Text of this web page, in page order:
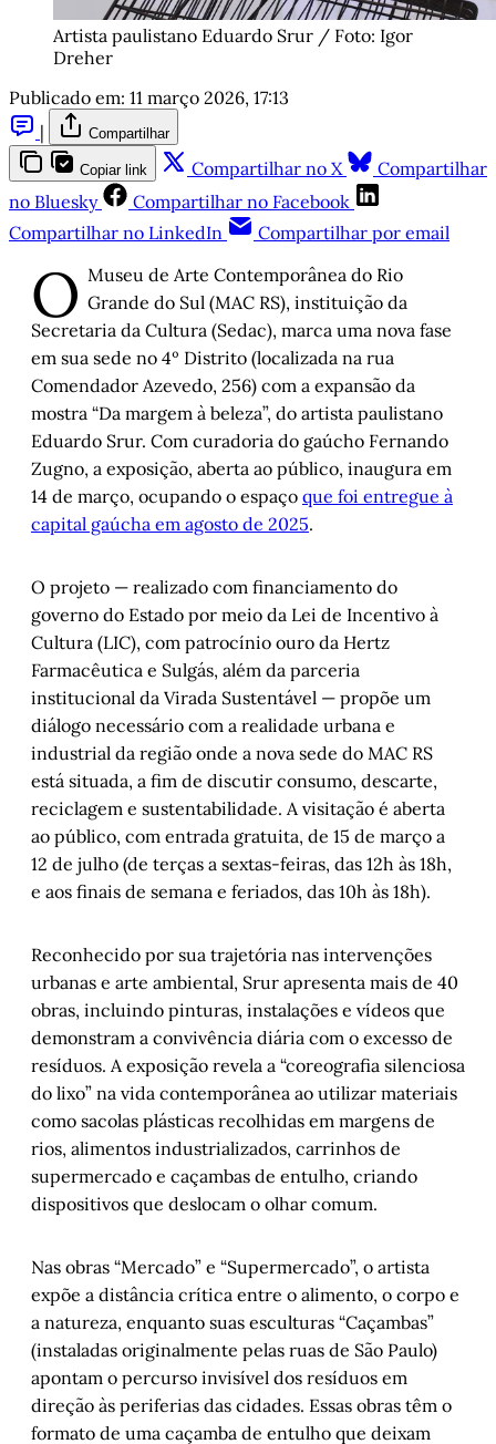
Artista paulistano Eduardo Srur / Foto: Igor
Dreher
Publicado em: 11 março 2026, 17:13
|
Compartilhar
Copiar link Compartilhar no X
Compartilhar
no Bluesky
Compartilhar no Facebook
Compartilhar no LinkedIn
Compartilhar por email
O Museu de Arte Contemporânea do Rio
Grande do Sul (MAC RS), instituição da
Secretaria da Cultura (Sedac), marca uma nova fase
em sua sede no 4º Distrito (localizada na rua
Comendador Azevedo, 256) com a expansão da
mostra “Da margem à beleza”, do artista paulistano
Eduardo Srur. Com curadoria do gaúcho Fernando
Zugno, a exposição, aberta ao público, inaugura em
14 de março, ocupando o espaço que foi entregue à
capital gaúcha em agosto de 2025.
O projeto — realizado com financiamento do
governo do Estado por meio da Lei de Incentivo à
Cultura (LIC), com patrocínio ouro da Hertz
Farmacêutica e Sulgás, além da parceria
institucional da Virada Sustentável — propõe um
diálogo necessário com a realidade urbana e
industrial da região onde a nova sede do MAC RS
está situada, a fim de discutir consumo, descarte,
reciclagem e sustentabilidade. A visitação é aberta
ao público, com entrada gratuita, de 15 de março a
12 de julho (de terças a sextas-feiras, das 12h às 18h,
e aos finais de semana e feriados, das 10h às 18h).
Reconhecido por sua trajetória nas intervenções
urbanas e arte ambiental, Srur apresenta mais de 40
obras, incluindo pinturas, instalações e vídeos que
demonstram a convivência diária com o excesso de
resíduos. A exposição revela a “coreografia silenciosa
do lixo” na vida contemporânea ao utilizar materiais
como sacolas plásticas recolhidas em margens de
rios, alimentos industrializados, carrinhos de
supermercado e caçambas de entulho, criando
dispositivos que deslocam o olhar comum.
Nas obras “Mercado” e “Supermercado”, o artista
expõe a distância crítica entre o alimento, o corpo e
a natureza, enquanto suas esculturas “Caçambas”
(instaladas originalmente pelas ruas de São Paulo)
apontam o percurso invisível dos resíduos em
direção às periferias das cidades. Essas obras têm o
formato de uma caçamba de entulho que deixam